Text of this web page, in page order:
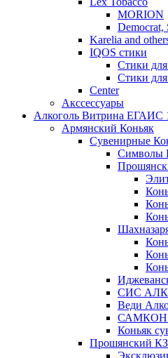
MORION
Karelia and
IQOS стики
Стики
Стики
Сenter
Акссессуары
Алкоголь Витрина ЕГАИС
Армянский Коньяк
Сувенирные
Символы
СИС
Веди
САМКОН
Коньяк
Прошянский КЗ